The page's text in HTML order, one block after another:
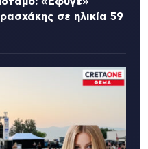
σε ηλικία 59